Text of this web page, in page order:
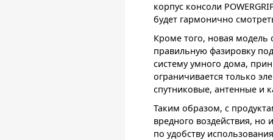
корпус консоли
будет гармонично
Кроме того, новая модель
правильную фазировку
систему умного дома,
ограничивается только
спутниковые, антенные и
Таким образом, с
вредного воздействия,
по удобству